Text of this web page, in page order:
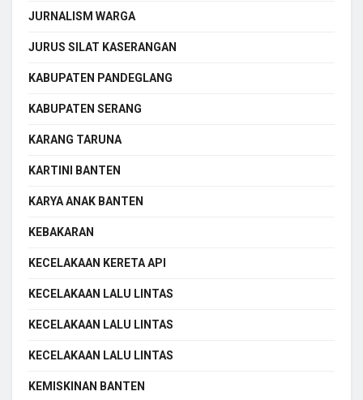
JURNALISM WARGA
JURUS SILAT KASERANGAN
KABUPATEN PANDEGLANG
KABUPATEN SERANG
KARANG TARUNA
KARTINI BANTEN
KARYA ANAK BANTEN
KEBAKARAN
KECELAKAAN KERETA API
KECELAKAAN LALU LINTAS
KECELAKAAN LALU LINTAS
KECELAKAAN LALU LINTAS
KEMISKINAN BANTEN